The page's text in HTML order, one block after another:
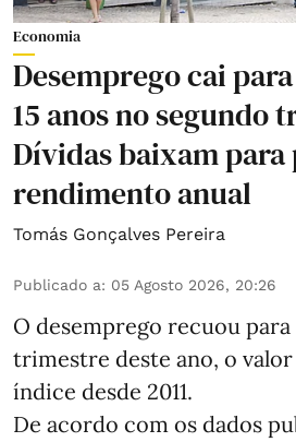
Economia
Desemprego cai
15 anos no segundo
Dívidas baixam
rendimento anual
Tomás Gonçalves Pereira
Publicado a: 05 Agosto 2026, 20:26
O desemprego recuou para
trimestre deste ano, o
índice desde 2011.
De acordo com os dados